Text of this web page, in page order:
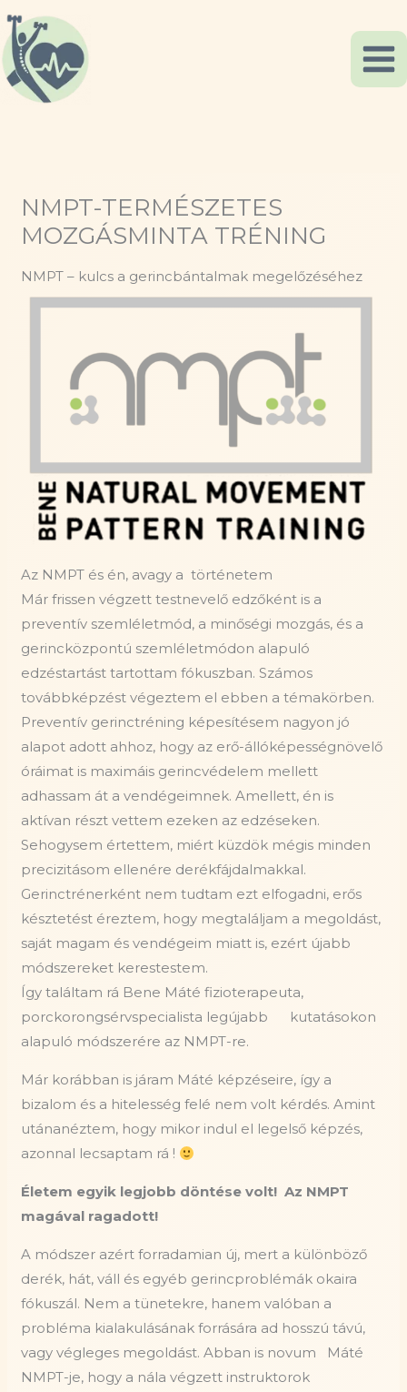
Skip
to
content
NMPT-TERMÉSZETES
MOZGÁSMINTA TRÉNING
NMPT – kulcs a gerincbántalmak megelőzéséhez
Az NMPT és én, avagy a történetem
Már frissen végzett testnevelő edzőként is a
preventív szemléletmód, a minőségi mozgás, és a
gerincközpontú szemléletmódon alapuló
edzéstartást tartottam fókuszban. Számos
továbbképzést végeztem el ebben a témakörben.
Preventív gerinctréning képesítésem nagyon jó
alapot adott ahhoz, hogy az erő-állóképességnövelő
óráimat is maximáis gerincvédelem mellett
adhassam át a vendégeimnek. Amellett, én is
aktívan részt vettem ezeken az edzéseken.
Sehogysem értettem, miért küzdök mégis minden
precizitásom ellenére derékfájdalmakkal.
Gerinctrénerként nem tudtam ezt elfogadni, erős
késztetést éreztem, hogy megtaláljam a megoldást,
saját magam és vendégeim miatt is, ezért újabb
módszereket kerestestem.
Így találtam rá Bene Máté fizioterapeuta,
porckorongsérvspecialista legújabb
kutatásokon
alapuló módszerére az NMPT-re.
Már korábban is járam Máté képzéseire, így a
bizalom és a hitelesség felé nem volt kérdés. Amint
utánanéztem, hogy mikor indul el legelső képzés,
azonnal lecsaptam rá !
Életem egyik legjobb döntése volt! Az NMPT
magával ragadott!
A módszer azért forradamian új, mert a különböző
derék, hát, váll és egyéb gerincproblémák okaira
fókuszál. Nem a tünetekre, hanem valóban a
probléma kialakulásának forrására ad hosszú távú,
vagy végleges megoldást. Abban is novum Máté
NMPT-je, hogy a nála végzett instruktorok